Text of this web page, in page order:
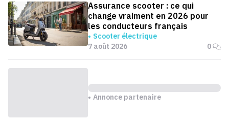
Assurance scooter : ce qui
change vraiment en 2026 pour
les conducteurs français
Scooter électrique
7 août 2026
0
Annonce partenaire